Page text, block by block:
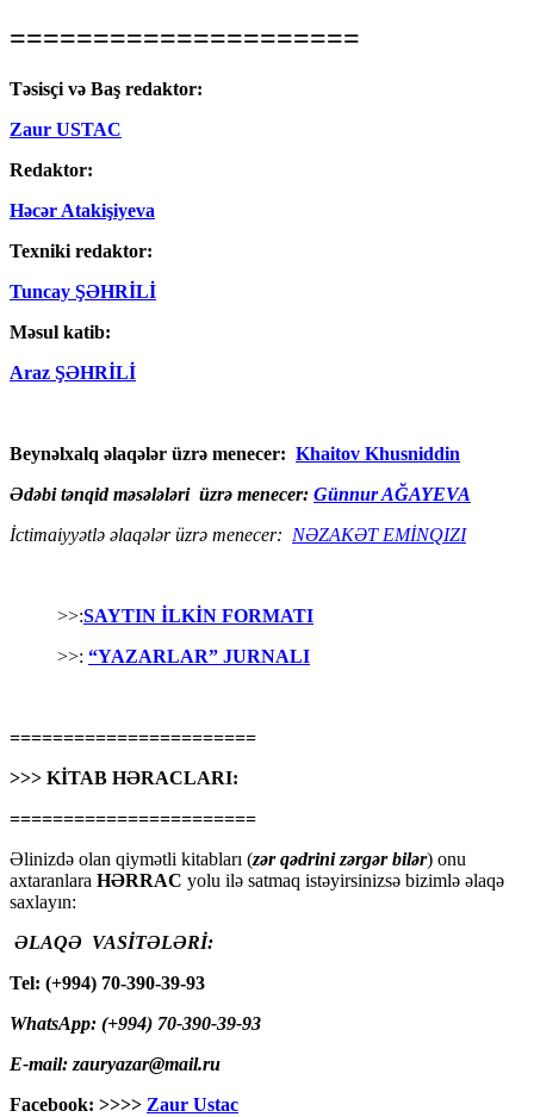
=====================
Təsisçi və Baş redaktor:
Zaur USTAC
Redaktor:
Həcər Atakişiyeva
Texniki redaktor:
Tuncay ŞƏHRİLİ
Məsul katib:
Araz ŞƏHRİLİ
Beynəlxalq əlaqələr üzrə menecer: Khaitov Khusniddin
Ədəbi tənqid məsələləri üzrə menecer: Günnur AĞAYEVA
İctimaiyyətlə əlaqələr üzrə menecer: NƏZAKƏT EMİNQIZI
>>:SAYTIN İLKİN FORMATI
>>: “YAZARLAR” JURNALI
=======================
>>> KİTAB HƏRACLARI:
=======================
Əlinizdə olan qiymətli kitabları (zər qədrini zərgər bilər) onu
axtaranlara HƏRRAC yolu ilə satmaq istəyirsinizsə bizimlə əlaqə
saxlayın:
ƏLAQƏ VASİTƏLƏRİ:
Tel: (+994) 70-390-39-93
WhatsApp: (+994) 70-390-39-93
E-mail: zauryazar@mail.ru
Facebook: >>>> Zaur Ustac